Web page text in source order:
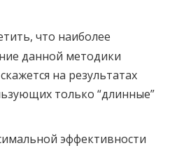
что наиболее
данной методики
на результатах
только “длинные”
эффективности